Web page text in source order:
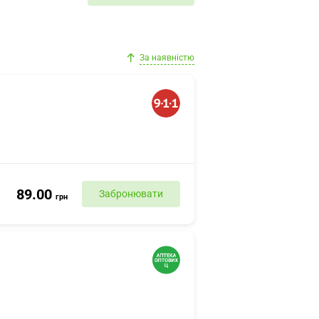
За наявністю
89.00 грн Забронювати